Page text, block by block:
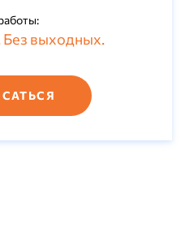
Без выходных.